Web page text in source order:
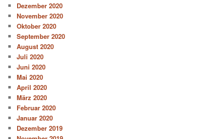
Dezember 2020
November 2020
Oktober 2020
September 2020
August 2020
Juli 2020
Juni 2020
Mai 2020
April 2020
März 2020
Februar 2020
Januar 2020
Dezember 2019